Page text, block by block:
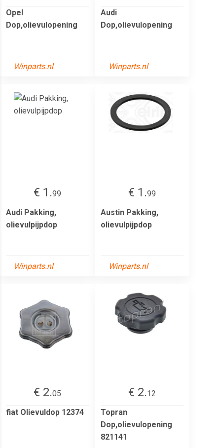
Opel
Dop,olievulopening
Winparts.nl
Audi
Dop,olievulopening
Winparts.nl
€ 1.99
Audi Pakking,
olievulpijpdop
Winparts.nl
€ 1.99
Austin Pakking,
olievulpijpdop
Winparts.nl
€ 2.05
fiat Olievuldop 12374
€ 2.12
Topran
Dop,olievulopening
821141